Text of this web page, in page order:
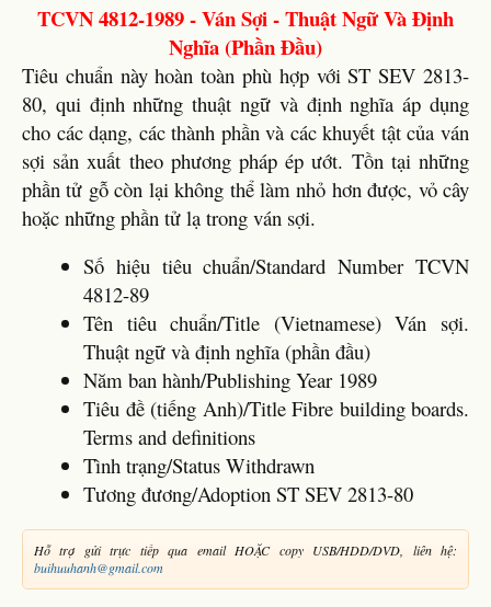
TCVN 4812-1989 - Ván Sợi - Thuật Ngữ Và Định
Nghĩa (Phần Đầu)
Tiêu chuẩn này hoàn toàn phù hợp với ST SEV 2813-
80, qui định những thuật ngữ và định nghĩa áp dụng
cho các dạng, các thành phần và các khuyết tật của ván
sợi sản xuất theo phương pháp ép ướt. Tồn tại những
phần tử gỗ còn lại không thể làm nhỏ hơn được, vỏ cây
hoặc những phần tử lạ trong ván sợi.
Số hiệu tiêu chuẩn/Standard Number TCVN
4812-89
Tên tiêu chuẩn/Title (Vietnamese) Ván sợi.
Thuật ngữ và định nghĩa (phần đầu)
Năm ban hành/Publishing Year 1989
Tiêu đề (tiếng Anh)/Title Fibre building boards.
Terms and definitions
Tình trạng/Status Withdrawn
Tương đương/Adoption ST SEV 2813-80
Hỗ trợ gửi trực tiếp qua email HOẶC copy USB/HDD/DVD, liên hệ:
buihuuhanh@gmail.com